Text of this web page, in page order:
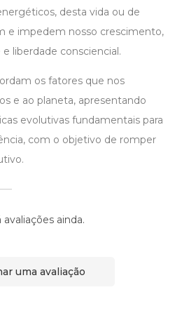
desta vida ou de
e impedem nosso crescimento,
liberdade consciencial.
os fatores que nos
e ao planeta, apresentando
evolutivas fundamentais para
com o objetivo de romper
avaliações ainda.
uma avaliação